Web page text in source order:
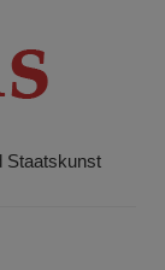
Staatskunst